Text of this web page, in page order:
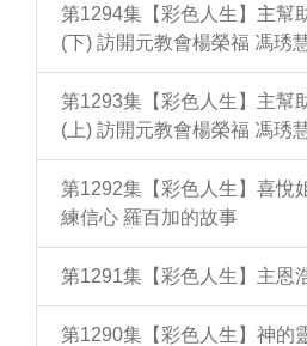
第1294集【彩色人生】主幫
(下) 訪開元教會楊榮福 馮琇
第1293集【彩色人生】主幫
(上) 訪開元教會楊榮福 馮琇
第1292集【彩色人生】喜悅
練信心 羅百加的故事
第1291集【彩色人生】主恩
第1290集【彩色人生】神的